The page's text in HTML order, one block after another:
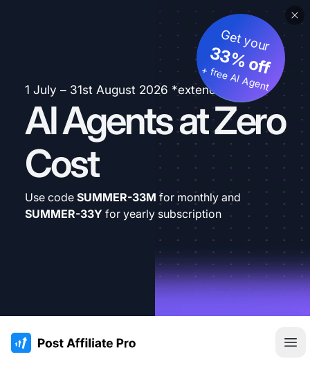
1 July – 31st August 2026 *extended
AI Agents at Zero
Cost
Get your
33% off
+ free AI Agent
Use code SUMMER-33M for monthly and
SUMMER-33Y for yearly subscription
:site.title